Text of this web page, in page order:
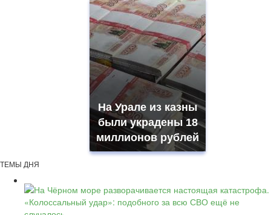
На Урале из казны
были украдены 18
миллионов рублей
ТЕМЫ ДНЯ